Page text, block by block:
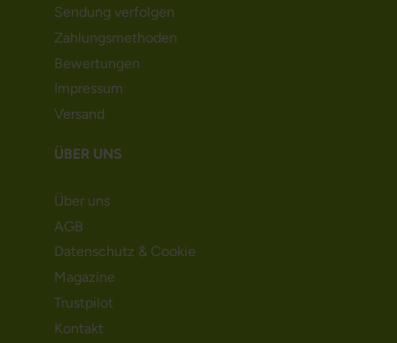
Sendung verfolgen
Zahlungsmethoden
Bewertungen
Impressum
Versand
ÜBER UNS
Über uns
AGB
Datenschutz & Cookie
Magazine
Trustpilot
Kontakt